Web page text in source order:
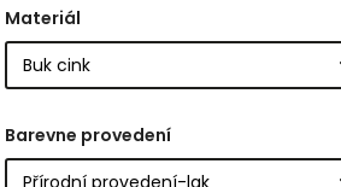
Materiál
Barevne provedení